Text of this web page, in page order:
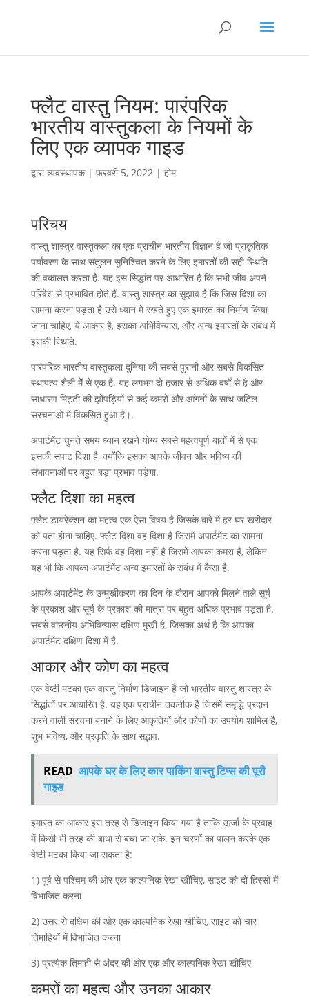
फ्लैट वास्तु नियम: पारंपरिक
भारतीय वास्तुकला के नियमों के
लिए एक व्यापक गाइड
द्वाराव्यवस्थापक| फ़रवरी 5, 2022| होम
परिचय
वास्तु शास्त्र वास्तुकला का एक प्राचीन भारतीय विज्ञान है जो प्राकृतिक
पर्यावरण के साथ संतुलन सुनिश्चित करने के लिए इमारतों की सही स्थिति
की वकालत करता है. यह इस सिद्धांत पर आधारित है कि सभी जीव अपने
परिवेश से प्रभावित होते हैं. वास्तु शास्त्र का सुझाव है कि जिस दिशा का
सामना करना पड़ता है उसे ध्यान में रखते हुए एक इमारत का निर्माण किया
जाना चाहिए, ये आकार है, इसका अभिविन्यास, और अन्य इमारतों के संबंध में
इसकी स्थिति.
पारंपरिक भारतीय वास्तुकला दुनिया की सबसे पुरानी और सबसे विकसित
स्थापत्य शैली में से एक है. यह लगभग दो हजार से अधिक वर्षों से है और
साधारण मिट्टी की झोपड़ियों से कई कमरों और आंगनों के साथ जटिल
संरचनाओं में विकसित हुआ है।.
अपार्टमेंट चुनते समय ध्यान रखने योग्य सबसे महत्वपूर्ण बातों में से एक
इसकी सपाट दिशा है, क्योंकि इसका आपके जीवन और भविष्य की
संभावनाओं पर बहुत बड़ा प्रभाव पड़ेगा.
फ्लैट दिशा का महत्व
फ्लैट डायरेक्शन का महत्व एक ऐसा विषय है जिसके बारे में हर घर खरीदार
को पता होना चाहिए. फ्लैट दिशा वह दिशा है जिसमें अपार्टमेंट का सामना
करना पड़ता है. यह सिर्फ वह दिशा नहीं है जिसमें आपका कमरा है, लेकिन
यह भी कि आपका अपार्टमेंट अन्य इमारतों के संबंध में कैसा है.
आपके अपार्टमेंट के उन्मुखीकरण का दिन के दौरान आपको मिलने वाले सूर्य
के प्रकाश और सूर्य के प्रकाश की मात्रा पर बहुत अधिक प्रभाव पड़ता है.
सबसे वांछनीय अभिविन्यास दक्षिण मुखी है, जिसका अर्थ है कि आपका
अपार्टमेंट दक्षिण दिशा में है.
आकार और कोण का महत्व
एक वेष्टी मटका एक वास्तु निर्माण डिजाइन है जो भारतीय वास्तु शास्त्र के
सिद्धांतों पर आधारित है. यह एक प्राचीन तकनीक है जिसमें समृद्धि प्रदान
करने वाली संरचना बनाने के लिए आकृतियों और कोणों का उपयोग शामिल है,
शुभ भविष्य, और प्रकृति के साथ सद्भाव.
READ आपके घर के लिए कार पार्किंग वास्तु टिप्स की पूरी
गाइड
इमारत का आकार इस तरह से डिजाइन किया गया है ताकि ऊर्जा के प्रवाह
में किसी भी तरह की बाधा से बचा जा सके. इन चरणों का पालन करके एक
वेष्टी मटका किया जा सकता है:
1) पूर्व से पश्चिम की ओर एक काल्पनिक रेखा खींचिए, साइट को दो हिस्सों में
विभाजित करना
2) उत्तर से दक्षिण की ओर एक काल्पनिक रेखा खींचिए, साइट को चार
तिमाहियों में विभाजित करना
3) प्रत्येक तिमाही से अंदर की ओर एक और काल्पनिक रेखा खींचिए
कमरों का महत्व और उनका आकार